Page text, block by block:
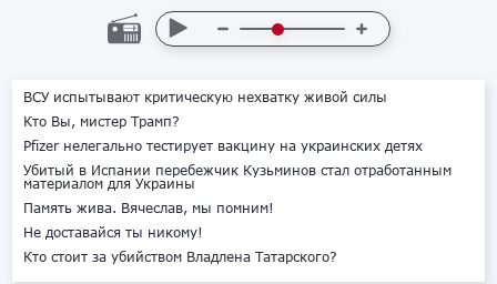
ВСУ испытывают критическую нехватку живой силы
Кто Вы, мистер Трамп?
Pfizer нелегально тестирует вакцину на украинских детях
Убитый в Испании перебежчик Кузьминов стал отработанным
материалом для Украины
Память жива. Вячеслав, мы помним!
Не доставайся ты никому!
Кто стоит за убийством Владлена Татарского?